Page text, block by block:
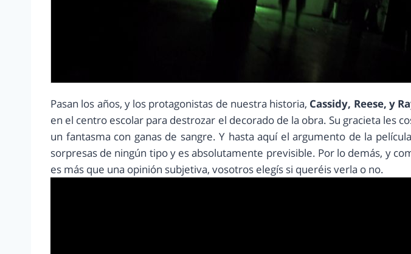
Pasan los años, y los protagonistas de nuestra historia, Cassidy, Reese, y
en el centro escolar para destrozar el decorado de la obra. Su gracieta les
un fantasma con ganas de sangre. Y hasta aquí el argumento de la
sorpresas de ningún tipo y es absolutamente previsible. Por lo demás, y
es más que una opinión subjetiva, vosotros elegís si queréis verla o no.